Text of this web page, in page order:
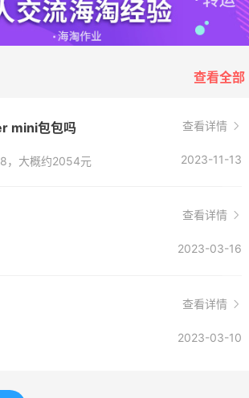
查看全部
mini包包吗 查看详情
，大概约2054元 2023-11-13
查看详情
2023-03-16
查看详情
2023-03-10
Belly Bandit
4%返利
42人获得返利
285人获得返利
RFM Denim
山缓缓火锅，锅底够味，牛肉实在